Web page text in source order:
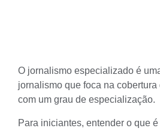
O jornalismo especializado é
jornalismo que foca na
com um grau de especialização.
Para iniciantes, entender o que é